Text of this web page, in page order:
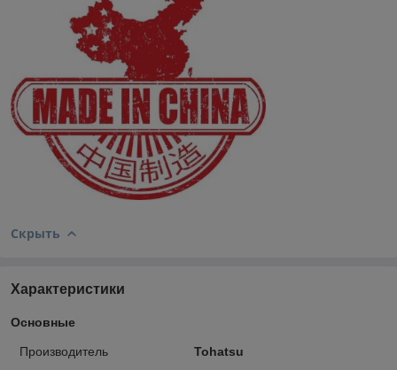
Скрыть
Характеристики
Основные
Производитель
Tohatsu